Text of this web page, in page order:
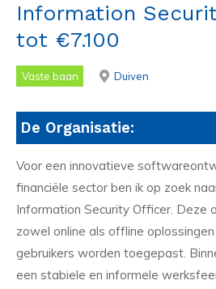
Information
tot €7.100
Vaste baan Duiven
De Organisatie:
Voor een innovatieve
financiële sector ben ik op zoek
Information Security Officer. Deze
zowel online als offline
gebruikers worden toegepast.
een stabiele en informele